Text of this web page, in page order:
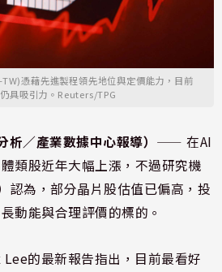
憑藉先進製程領先地位與定價能力，目前
具吸引力。Reuters/TPG
／產業數據中心報導） ⸺ 在AI
類股近年大幅上漲，不過研究機
認為，部分晶片股估值已偏高，投
動能與合理評價的標的。
的最新報告指出，目前最看好